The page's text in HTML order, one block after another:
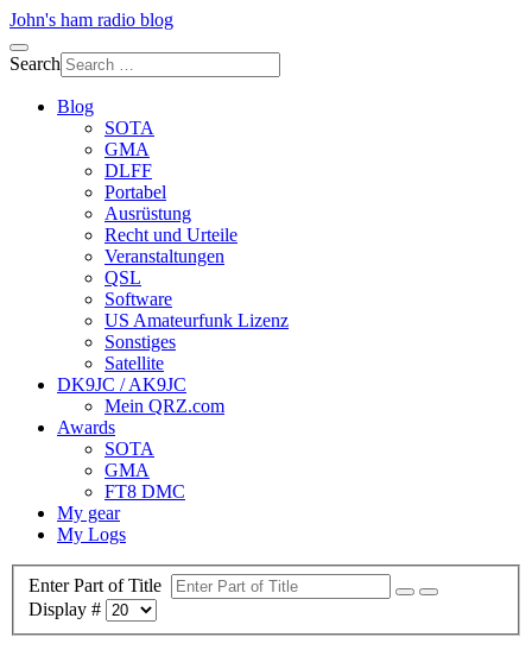
John's ham radio blog
Search
Blog
SOTA
GMA
DLFF
Portabel
Ausrüstung
Recht und Urteile
Veranstaltungen
QSL
Software
US Amateurfunk Lizenz
Sonstiges
Satellite
DK9JC / AK9JC
Mein QRZ.com
Awards
SOTA
GMA
FT8 DMC
My gear
My Logs
Enter Part of Title
Display #